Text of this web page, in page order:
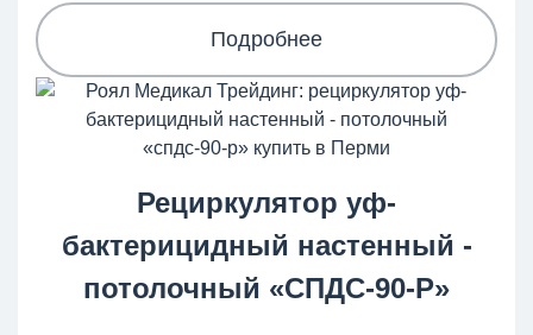
Подробнее
Рециркулятор уф-
бактерицидный настенный -
потолочный «СПДС‑90‑Р»